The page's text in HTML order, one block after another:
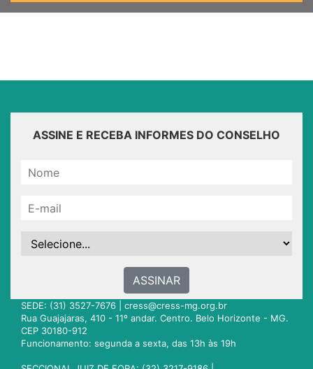
ASSINE E RECEBA INFORMES DO CONSELHO
ASSINAR
SEDE: (31) 3527-7676 | cress@cress-mg.org.br
Rua Guajajaras, 410 - 11º andar. Centro. Belo Horizonte - MG.
CEP 30180-912
Funcionamento: segunda a sexta, das 13h às 19h